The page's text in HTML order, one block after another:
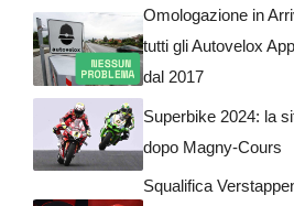
Omologazione in
tutti gli Autovelox
dal 2017
Superbike 2024: la
dopo Magny-Cours
Squalifica